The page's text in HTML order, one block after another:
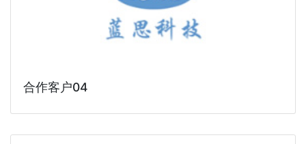
合作客户04